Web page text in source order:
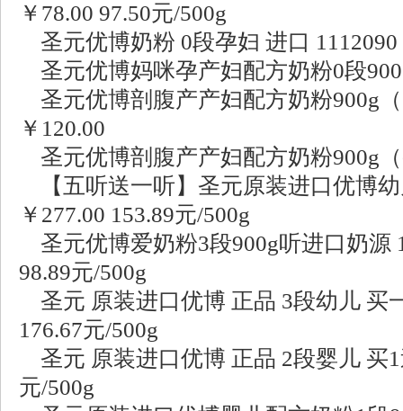
￥78.00 97.50元/500g
圣元优博奶粉 0段孕妇 进口
圣元优博妈咪孕产妇配方奶粉0段
圣元优博剖腹产产妇配方奶粉900g
￥120.00
圣元优博剖腹产产妇配方奶粉900g
【五听送一听】圣元原装进口优博
￥277.00 153.89元/500g
圣元优博爱奶粉3段900g听进口奶源
98.89元/500g
圣元 原装进口优博 正品 3段幼儿 买
176.67元/500g
圣元 原装进口优博 正品 2段婴儿 买
元/500g